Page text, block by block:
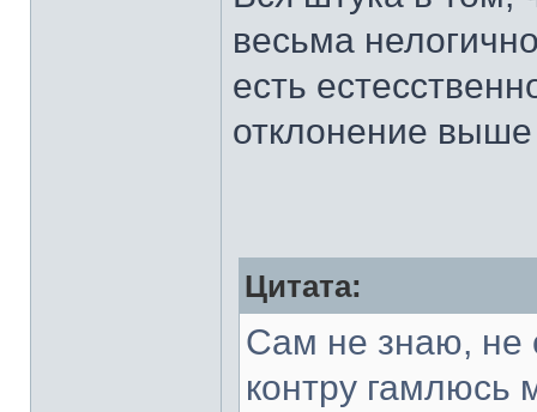
весьма
есть
отклонение выше
Цитата:
Сам не знаю, не
контру гамлюсь